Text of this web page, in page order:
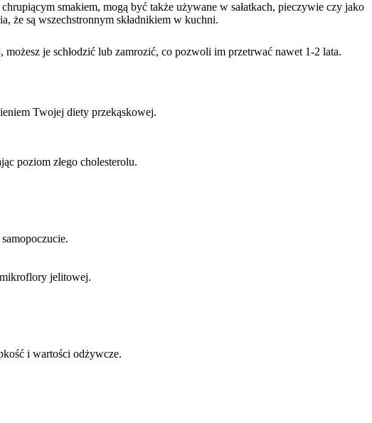
smakiem, mogą być także używane w sałatkach, pieczywie czy jako
że są wszechstronnym składnikiem w kuchni.
je schłodzić lub zamrozić, co pozwoli im przetrwać nawet 1-2 lata.
Twojej diety przekąskowej.
poziom złego cholesterolu.
jelitowej.
i wartości odżywcze.